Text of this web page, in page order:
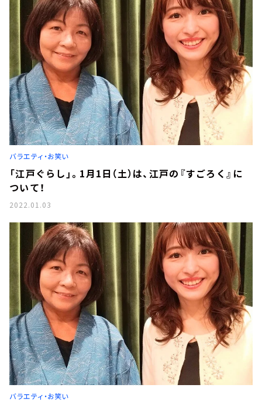
バラエティ・お笑い
「江戸ぐらし」。1月1日（土）は、江戸の『すごろく』に
ついて！
2022.01.03
バラエティ・お笑い